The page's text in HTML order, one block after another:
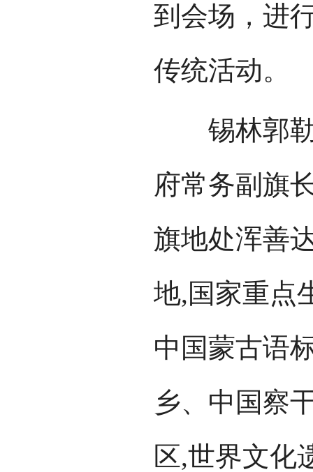
到会场，进
传统活动。
锡林郭勒
府常务副旗
旗地处浑善
地,国家重点
中国蒙古语
乡、中国察
区,世界文